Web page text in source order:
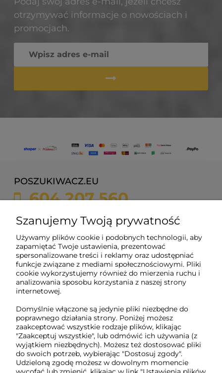
otrzymywać informacje o nowościach i
promocjach.
POSZUKIWACZ.EU
604 207 560
ul. Żychonia 9,
85-791 Bydgoszcz,
woj. kujawsko-pomorskie
NIP: 5882358633
REGON: 221079690
O nas
Obsługa klienta
Szanujemy Twoją prywatność
Używamy plików cookie i podobnych technologii, aby
zapamiętać Twoje ustawienia, prezentować
spersonalizowane treści i reklamy oraz udostępniać
funkcje związane z mediami społecznościowymi. Pliki
cookie wykorzystujemy również do mierzenia ruchu i
analizowania sposobu korzystania z naszej strony
internetowej.
Domyślnie włączone są jedynie pliki niezbędne do
poprawnego działania strony. Poniżej możesz
zaakceptować wszystkie rodzaje plików, klikając
"Zaakceptuj wszystkie", lub odmówić ich używania (z
wyjątkiem niezbędnych). Możesz też dostosować pliki
do swoich potrzeb, wybierając "Dostosuj zgody".
Udzieloną zgodę możesz w dowolnym momencie